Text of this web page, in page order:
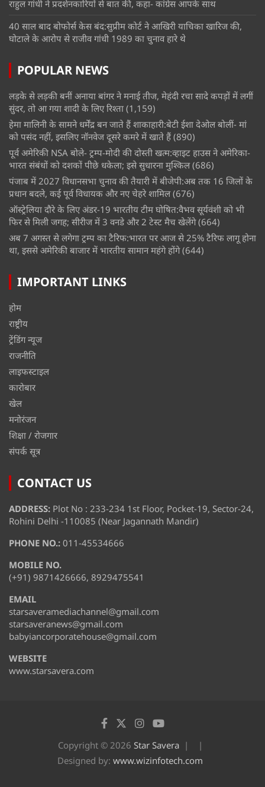
राहुल गांधी ने प्रदर्शनकारियों से बात की, कहा- कांग्रेस आपके साथ
40 साल बाद बोफोर्स केस बंद:सुप्रीम कोर्ट ने आखिरी याचिका खारिज की,
घोटाले के आरोप से राजीव गांधी 1989 का चुनाव हारे थे
POPULAR NEWS
लड़के से लड़की बनीं अनाया बांगर ने मनाई तीज, मेहंदी रचा सादे कपड़ों में लगीं
सुंदर, तो आ गया शादी के लिए रिश्ता (1,159)
हेमा मालिनी के सामने धर्मेंद्र बन जाते हैं शाकाहारी:बेटी ईशा देओल बोलीं- मां
को पसंद नहीं, इसलिए नॉनवेज दूसरे कमरे में खाते हैं (890)
पूर्व अमेरिकी NSA बोले- ट्रम्प-मोदी की दोस्ती खत्म:व्हाइट हाउस ने अमेरिका-
भारत संबंधों को दशकों पीछे धकेला; इसे सुधारना मुश्किल (686)
पंजाब में 2027 विधानसभा चुनाव की तैयारी में बीजेपी:अब तक 16 जिलों के
प्रधान बदले, कई पूर्व विधायक और नए चेहरे शामिल (676)
ऑस्ट्रेलिया दौरे के लिए अंडर-19 भारतीय टीम घोषित:वैभव सूर्यवंशी को भी
फिर से मिली जगह; सीरीज में 3 वनडे और 2 टेस्ट मैच खेलेंगे (664)
अब 7 अगस्त से लगेगा ट्रम्प का टैरिफ:भारत पर आज से 25% टैरिफ लागू होना
था, इससे अमेरिकी बाजार में भारतीय सामान महंगे होंगे (644)
IMPORTANT LINKS
होम
राष्ट्रीय
ट्रेंडिंग न्यूज
राजनीति
लाइफस्टाइल
कारोबार
खेल
मनोरंजन
शिक्षा / रोजगार
संपर्क सूत्र
CONTACT US
ADDRESS: Plot No : 233-234 1st Floor, Pocket-19, Sector-24,
Rohini Delhi -110085 (Near Jagannath Mandir)
PHONE NO.: 011-45534666
MOBILE NO.
(+91) 9871426666, 8929475541
EMAIL
starsaveramediachannel@gmail.com
starsaveranews@gmail.com
babyiancorporatehouse@gmail.com
WEBSITE
www.starsavera.com
Copyright © 2026 Star Savera
Designed by: www.wizinfotech.com